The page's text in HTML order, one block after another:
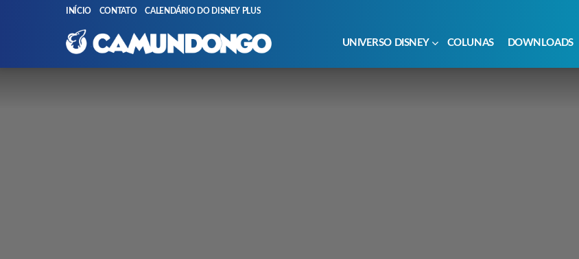
INÍCIO CONTATO CALENDÁRIO DO DISNEY PLUS
UNIVERSO DISNEY COLUNAS DOWNLOADS